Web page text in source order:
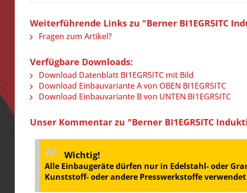
Weiterführende Links zu "Berner BI1EGR5ITC
Fragen zum Artikel?
Verfügbare Downloads:
Download Datenblatt BI1EGR5ITC mit Bild
Download Einbauvariante A von OBEN BI1EGR5ITC
Download Einbauvariante B von UNTEN BI1EGR5ITC
Unser Kommentar zu "Berner BI1EGR5ITC
Wichtig!
Alle Einbaugeräte dürfen nur in Edelstahl- oder
Kunststoff- oder andere Presswerkstoffe